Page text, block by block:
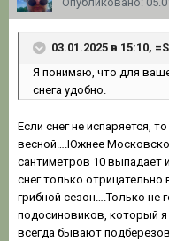
03.01.2025 в 15:10,
Я понимаю, что для
снега удобно.
Если снег не испаряется,
весной….Южнее
сантиметров 10 выпадает
снег только
грибной сезон….Только не
подосиновиков, который
всегда бывают